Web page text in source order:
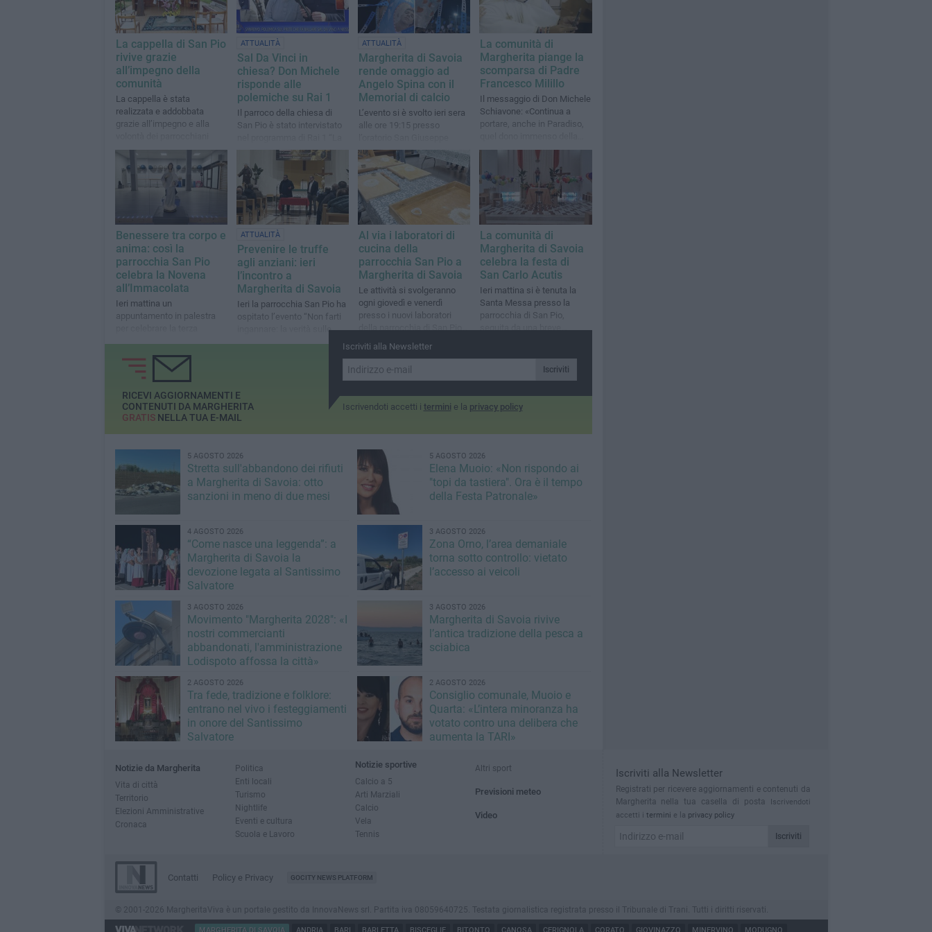
La cappella di San Pio
rivive grazie
all’impegno della
comunità
La cappella è stata
realizzata e addobbata
grazie all’impegno e alla
ATTUALITÀ
Sal Da Vinci in
chiesa? Don Michele
risponde alle
polemiche su Rai 1
Il parroco della chiesa di
San Pio è stato intervistato
Volta Buona”
ATTUALITÀ
Margherita di Savoia
rende omaggio ad
Angelo Spina con il
Memorial di calcio
L’evento si è svolto ieri sera
alle ore 19:15 presso
Marello
La comunità di
Margherita piange la
scomparsa di Padre
Francesco Milillo
Il messaggio di Don Michele
Schiavone: «Continua a
portare, anche in Paradiso,
gioia che hai saputo
Benessere tra corpo e
anima: così la
parrocchia San Pio
celebra la Novena
all’Immacolata
Ieri mattina un
appuntamento in palestra
seguendo il tema: “Il telaio e
il tempio”
ATTUALITÀ
Prevenire le truffe
agli anziani: ieri
l’incontro a
Margherita di Savoia
Ieri la parrocchia San Pio ha
ospitato l’evento “Non farti
ingannare: la verità sulle
Al via i laboratori di
cucina della
parrocchia San Pio a
Margherita di Savoia
Le attività si svolgeranno
ogni giovedì e venerdì
presso i nuovi laboratori
ogni fascia d’età
La comunità di
Margherita di Savoia
celebra la festa di
San Carlo Acutis
Ieri mattina si è tenuta la
Santa Messa presso la
parrocchia di San Pio,
Iscriviti alla Newsletter
Iscriviti
Iscrivendoti accetti i termini e la privacy policy
RICEVI AGGIORNAMENTI E
CONTENUTI DA MARGHERITA
GRATISNELLA TUA E-MAIL
5 AGOSTO 2026
Stretta sull'abbandono dei rifiuti
a Margherita di Savoia: otto
sanzioni in meno di due mesi
5 AGOSTO 2026
Elena Muoio: «Non rispondo ai
"topi da tastiera". Ora è il tempo
della Festa Patronale»
4 AGOSTO 2026
“Come nasce una leggenda”: a
Margherita di Savoia la
devozione legata al Santissimo
Salvatore
3 AGOSTO 2026
Zona Orno, l’area demaniale
torna sotto controllo: vietato
l’accesso ai veicoli
3 AGOSTO 2026
Movimento "Margherita 2028": «I
nostri commercianti
abbandonati, l'amministrazione
Lodispoto affossa la città»
3 AGOSTO 2026
Margherita di Savoia rivive
l’antica tradizione della pesca a
sciabica
2 AGOSTO 2026
Tra fede, tradizione e folklore:
entrano nel vivo i festeggiamenti
in onore del Santissimo
Salvatore
2 AGOSTO 2026
Consiglio comunale, Muoio e
Quarta: «L’intera minoranza ha
votato contro una delibera che
aumenta la TARI»
Notizie da Margherita
Vita di città
Territorio
Elezioni Amministrative
Cronaca
Politica
Enti locali
Turismo
Nightlife
Eventi e cultura
Scuola e Lavoro
Notizie sportive
Calcio a 5
Arti Marziali
Calcio
Vela
Tennis
Altri sport
Previsioni meteo
Video
Iscriviti alla Newsletter
Registrati per ricevere aggiornamenti e contenuti da
Margherita nella tua casella di posta
Iscrivendoti
accetti i termini e la privacy policy
Iscriviti
Contatti Policy e Privacy GOCITY NEWS PLATFORM
© 2001-2026 MargheritaViva è un portale gestito da InnovaNews srl. Partita iva 08059640725. Testata giornalistica registrata presso il Tribunale di Trani. Tutti i diritti riservati.
MARGHERITA DI SAVOIA ANDRIA BARI BARLETTA BISCEGLIE BITONTO CANOSA CERIGNOLA CORATO GIOVINAZZO MINERVINO MODUGNO